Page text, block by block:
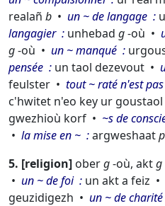
realañ b un ~ de langage
langagier
unhebad g-où
g-où un ~ manqué ur
pensée
un taol dezevout
feulster
tout ~ raté n'est
c'hwitet n'eo key ur goustaol
gwezhioù korf
~s de
la mise en ~
argweshaat
5. religion oberg-où, aktg
un ~ de foi
un akt a feiz
geuzidigezh
un ~ de charité